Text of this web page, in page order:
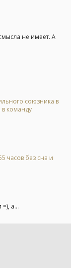
не имеет. А
союзника в
в команду
часов без сна и
а...